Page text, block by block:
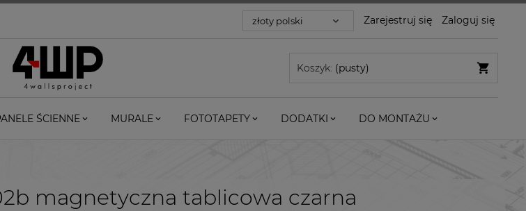
Zarejestruj się Zaloguj się
Koszyk: (pusty)
ŚCIENNE MURALE FOTOTAPETY DODATKI DO MONTAŻU
magnetyczna tablicowa czarna